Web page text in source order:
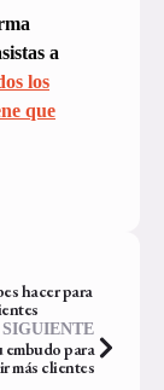
a
los
que
hacer para
SIGUIENTE
embudo para
más clientes